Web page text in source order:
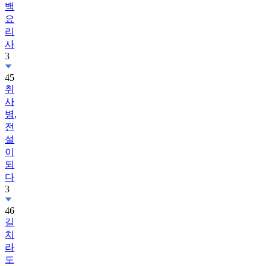
백
요
리
사
3
45
취
사
병,
전
설
이
되
다
3
46
길
치
라
도